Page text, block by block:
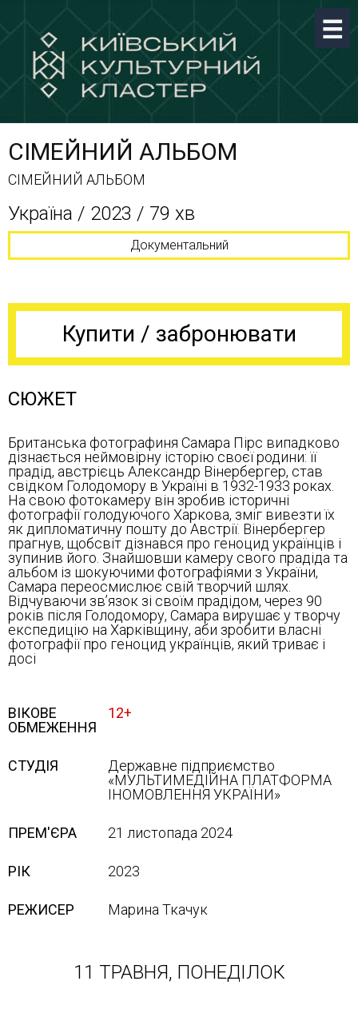
СІМЕЙНИЙ АЛЬБОМ
СІМЕЙНИЙ АЛЬБОМ
Україна / 2023 / 79 хв
Документальний
Купити / забронювати
СЮЖЕТ
Британська фотографиня Самара Пірс випадково
дізнається неймовірну історію своєї родини: її
прадід, австрієць Александр Вінербергер, став
свідком Голодомору в Україні в 1932-1933 роках.
На свою фотокамеру він зробив історичні
фотографії голодуючого Харкова, зміг вивезти їх
як дипломатичну пошту до Австрії. Вінербергер
прагнув, щобсвіт дізнався про геноцид українців і
зупинив його. Знайшовши камеру свого прадіда та
альбом із шокуючими фотографіями з України,
Самара переосмислює свій творчий шлях.
Відчуваючи зв’язок зі своїм прадідом, через 90
років після Голодомору, Самара вирушає у творчу
експедицію на Харківщину, аби зробити власні
фотографії про геноцид українців, який триває і
досі
ВІКОВЕ
ОБМЕЖЕННЯ
12+
СТУДІЯ
Державне підприємство
«МУЛЬТИМЕДІЙНА ПЛАТФОРМА
ІНОМОВЛЕННЯ УКРАЇНИ»
ПРЕМ'ЄРА 21 листопада 2024
РІК 2023
РЕЖИСЕР Марина Ткачук
11 ТРАВНЯ, ПОНЕДІЛОК